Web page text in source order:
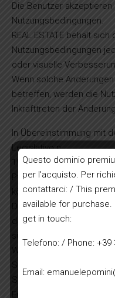
Die Benutzer
Nutzungsbedingungen.
REAL ESTATE behält
Nutzungsbedingungen
oder visuelle
Wenn solche
betreffen, werden die
Inkrafttreten der
In Übereinstimmung mit
Legislativo n.
196/2003 und der EU-
Pflichtfelder ausfüllen,
können.
Die Daten werden nicht
denn, es besteht eine
Wenn Ihre Daten
Sie können Ihre Rechte
Einschränkung,
Questo dominio
per l'acquisto. Per
contattarci: / This
available for
get in touch:
Telefono: / Phone: +39
Email: